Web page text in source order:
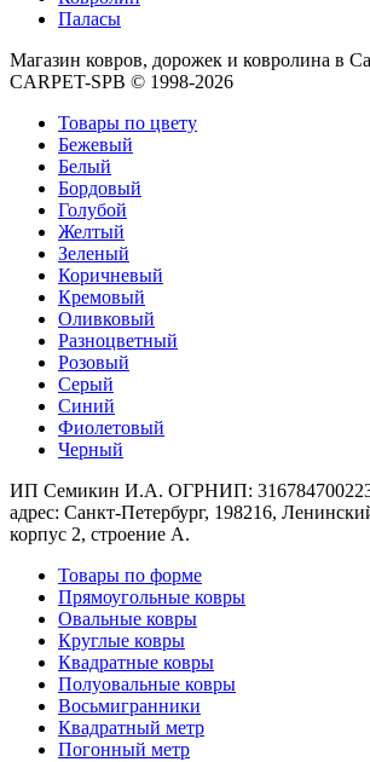
ковры
Полуовальные
ковры
Восьмигранники
Дорожки
Синтетические
ковровые
дорожки
Дорожки
на
резиновой
основе
Ковровые
шерстяные
дорожки
Паласные
дорожки
Кремлевские
дорожки
Ковролин
Ковролин
в
Паласы
Как
выбрать
ковер
Доставка
и
оплата
Наши
работы
Паласы
Магазин ковров, дорожек и ковролина в
CARPET-SPB © 1998-2026
Товары по цвету
Бежевый
Белый
Бордовый
Голубой
Желтый
Зеленый
Коричневый
Кремовый
Оливковый
Разноцветный
Розовый
Серый
Синий
Фиолетовый
Черный
ИП Семикин И.А. ОГРНИП:
адрес: Санкт-Петербург, 198216,
корпус 2, строение А.
Товары по форме
Прямоугольные ковры
Овальные ковры
Круглые ковры
Квадратные ковры
Полуовальные ковры
Восьмигранники
Квадратный метр
Погонный метр